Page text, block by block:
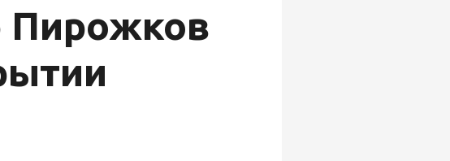
Пирожков